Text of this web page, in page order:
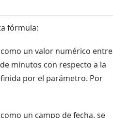
fórmula:
un valor numérico entre
minutos con respecto a la
por el parámetro. Por
un campo de fecha, se